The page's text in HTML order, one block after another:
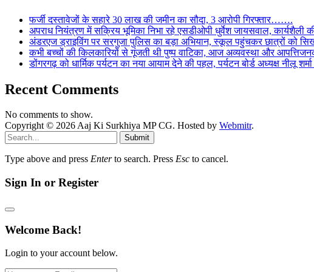
फर्जी दस्तावेजों के सहारे 30 लाख की जमीन का सौदा, 3 आरोपी गिरफ्तार…….
अपराध नियंत्रण में सक्रिय भूमिका निभा रहे एसडीओपी धुर्वेश जायसवाल,
अंडरएज ड्राइविंग पर सरगुजा पुलिस का बड़ा अभियान, स्कूल पहुंचकर छात्रों को
कभी बच्चों की किलकारियों से गूंजती थी पुष्प वाटिका, आज अव्यवस्था और
डोंगरगढ़ को धार्मिक पर्यटन का नया आयाम देने की पहल, पर्यटन बोर्ड अध्यक्ष
Recent Comments
No comments to show.
Copyright © 2026 Aaj Ki Surkhiya MP CG. Hosted by Webmitr.
Submit
Type above and press Enterto search. Press Esc to cancel.
Sign In or Register
Welcome Back!
Login to your account below.